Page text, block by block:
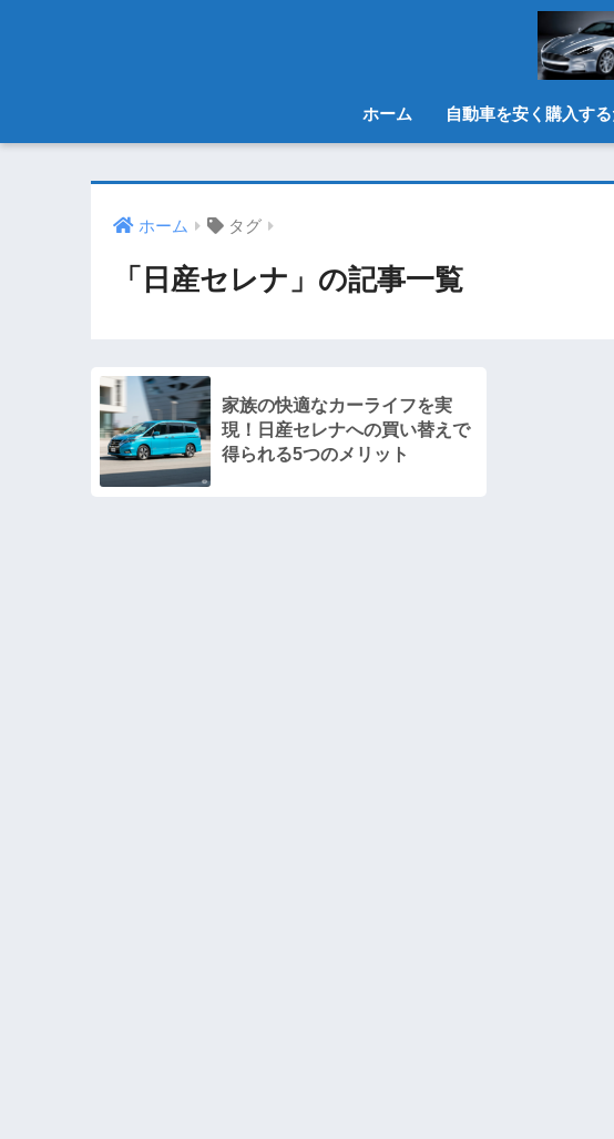
ホーム 自動車を安く購入す
ホーム タグ
「日産セレナ」の記事一覧
家族の快適なカーライフを実
現！日産セレナへの買い替えで
得られる5つのメリット